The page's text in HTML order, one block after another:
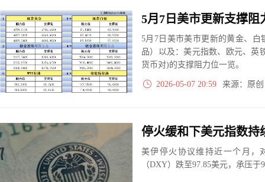
5月7日美市美市更新的黄金、
品）以及：美元指数、欧元、英
货币对)的支撑阻力位一览。
2026-05-07 20:59 来源：原
美伊停火协议维持近一个月，
（DXY）跌至97.85美元，承压